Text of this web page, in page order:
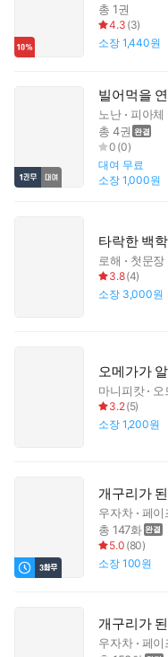
총 1권
4.3 (3)
소장 1,440원
빌어먹을
노난
피아체
총 4권
0 (0)
대여 무료
소장 1,000원
타락한 백
로해 첫문장
3.8(4)
소장 3,000원
오메가가
마니피캇 오
3.2(5)
소장 1,200원
우자차
페이
총 147화
5.0 (80)
소장 100원
개구리가
우자차
페이